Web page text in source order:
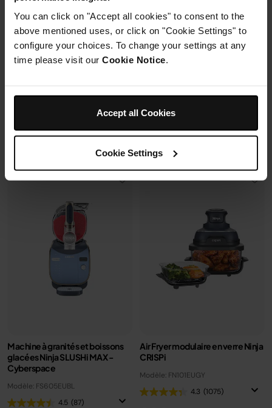
You can click on "Accept all cookies" to consent to the
above mentioned uses, or click on "Cookie Settings" to
configure your choices. To change your settings at any
time please visit our Cookie Notice.
Accept all Cookies
Cookie Settings
cuissons
Prix réduit de
229,99 €au
Ajouter au panier
6 modes de cuisson (max
240°C)
Synchronisation des
cuissons
173,00 €Prix le + bas sur 30j
Voir les détails
Machine à granités et boissons
glacées Ninja SLUSHi MAX -
Cyberspace
Modèle: FS605EUBL
4.5 (87)
Air Fryer modulaire en verre Ninja
CRISPi
Modèle: FN101EUGY
4.3 (1075)